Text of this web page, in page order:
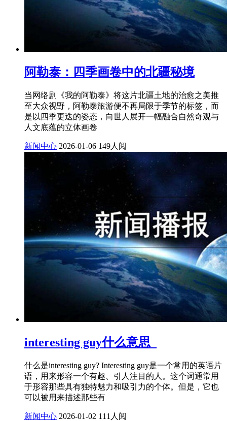
阿勒泰：四季画卷中的北疆秘境
当网络剧《我的阿勒泰》将这片北疆土地的治愈之美推
至大众视野，阿勒泰旅游便不再局限于季节的标签，而
是以四季更迭的姿态，向世人展开一幅融合自然奇观与
人文底蕴的立体画卷
新闻中心 2026-01-06 149人阅
interesting guy什么意思_
什么是interesting guy? Interesting guy是一个常用的英语片
语，用来形容一个有趣、引人注目的人。这个词通常用
于形容那些具有独特魅力和吸引力的个体。但是，它也
可以被用来描述那些有
新闻中心 2026-01-02 111人阅